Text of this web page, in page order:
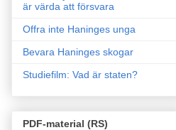
är värda att försvara
Offra inte Haninges unga
Bevara Haninges skogar
Studiefilm: Vad är staten?
PDF-material (RS)